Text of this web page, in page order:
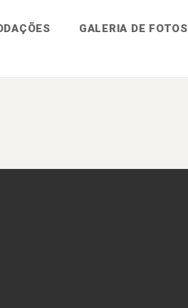
GALERIA DE FOTOS